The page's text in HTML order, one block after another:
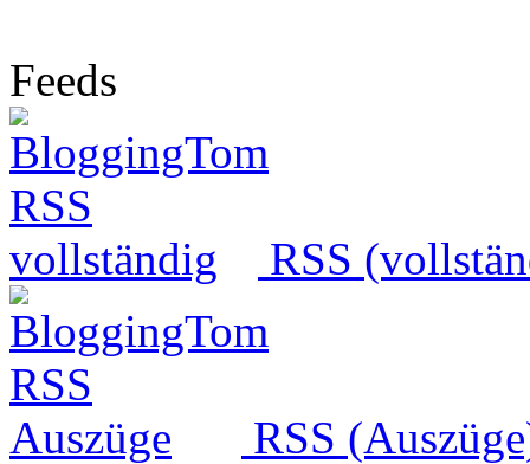
Feeds
RSS
RSS